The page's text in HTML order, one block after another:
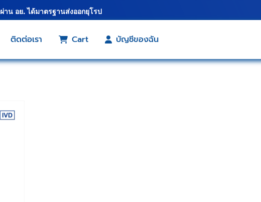
ผ่าน อย. ได้มาตรฐานส่งออกยุโรป
ติดต่อเรา Cart บัญชีของฉัน